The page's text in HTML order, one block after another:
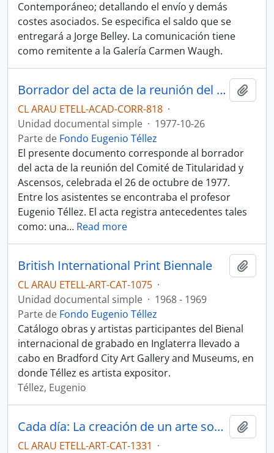
Contemporáneo; detallando el envío y demás
costes asociados. Se especifica el saldo que se
entregará a Jorge Belley. La comunicación tiene
como remitente a la Galería Carmen Waugh.
Borrador del acta de la reunión del comité de titularidad y ascensos.
CL ARAU ETELL-ACAD-CORR-818 ·
Unidad documental simple · 1977-10-26
Parte de Fondo Eugenio Téllez
El presente documento corresponde al borrador
del acta de la reunión del Comité de Titularidad y
Ascensos, celebrada el 26 de octubre de 1977.
Entre los asistentes se encontraba el profesor
Eugenio Téllez. El acta registra antecedentes tales
como: una… Read more
British International Print Biennale
CL ARAU ETELL-ART-CAT-1075 ·
Unidad documental simple · 1968 - 1969
Parte de Fondo Eugenio Téllez
Catálogo obras y artistas participantes del Bienal
internacional de grabado en Inglaterra llevado a
cabo en Bradford City Art Gallery and Museums, en
donde Téllez es artista expositor.
Téllez, Eugenio
Cada día: La creación de un arte social. Cuaderno de análisis y debate culturales.
CL ARAU ETELL-ART-CAT-1331 ·